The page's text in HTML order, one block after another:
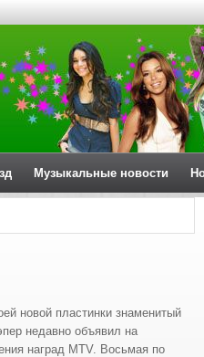
Музыкальные новости
новой пластинки знаменитый
недавно объявил на
наград MTV. Восьмая по